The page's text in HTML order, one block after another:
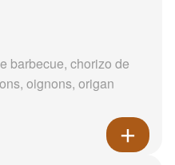
barbecue, chorizo de
oignons, origan